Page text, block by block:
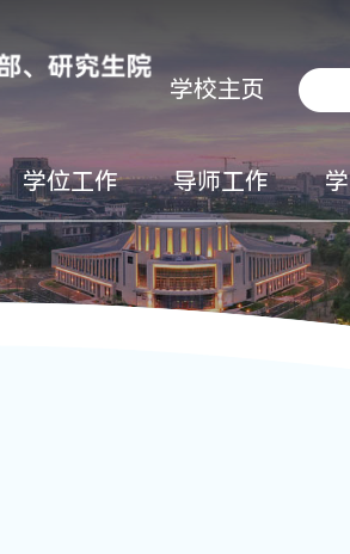
学校主页
学位工作 导师工作